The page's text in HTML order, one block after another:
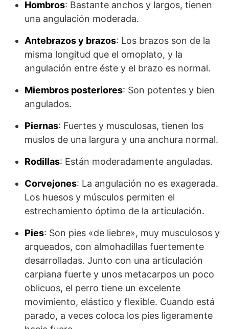
Hombros: Bastante anchos y largos, tienen
una angulación moderada.
Antebrazos y brazos: Los brazos son de la
misma longitud que el omopla­to, y la
angulación entre éste y el brazo es normal.
Miembros posteriores: Son potentes y bien
angulados.
Piernas: Fuertes y musculosas, tienen los
muslos de una largura y una an­chura normal.
Rodillas: Están moderadamente anguladas.
Corvejones: La angulación no es exagerada.
Los huesos y músculos per­miten el
estrechamiento óptimo de la articulación.
Pies: Son pies «de liebre», muy musculosos y
arqueados, con almohadillas fuer­temente
desarrolladas. Junto con una articulación
carpiana fuerte y unos metacarpos un poco
oblicuos, el perro tiene un excelente
movimiento, elástico y flexible. Cuando está
parado, a veces coloca los pies ligeramen­te